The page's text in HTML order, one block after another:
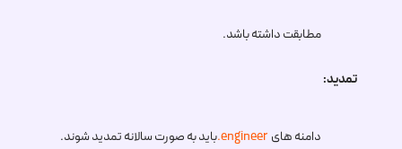
مطابقت داشته باشد.
تمدید:
دامنه های .engineerباید به صورت سالانه تمدید شوند.